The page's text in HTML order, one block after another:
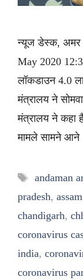
न्यूज डेस्क, अमर
May 2020
लॉकडाउन 4.0
मंत्रालय ने
मंत्रालय ने कहा
मामले सामने
Tags
andaman
pradesh, assam
chandigarh,
coronavirus
india,
coronavirus